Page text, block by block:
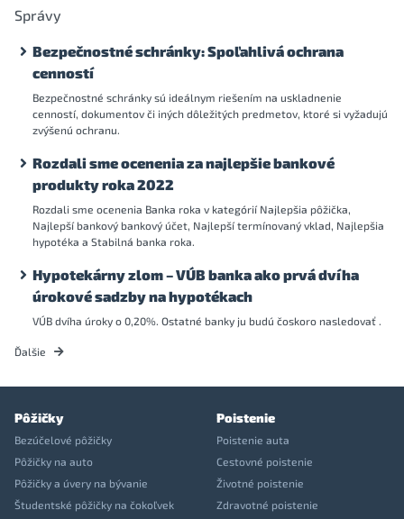
Správy
Bezpečnostné schránky: Spoľahlivá ochrana
cenností
Bezpečnostné schránky sú ideálnym riešením na uskladnenie
cenností, dokumentov či iných dôležitých predmetov, ktoré si vyžadujú
zvýšenú ochranu.
Rozdali sme ocenenia za najlepšie bankové
produkty roka 2022
Rozdali sme ocenenia Banka roka v kategórií Najlepšia pôžička,
Najlepší bankový bankový účet, Najlepší termínovaný vklad, Najlepšia
hypotéka a Stabilná banka roka.
Hypotekárny zlom – VÚB banka ako prvá dvíha
úrokové sadzby na hypotékach
VÚB dvíha úroky o 0,20%. Ostatné banky ju budú čoskoro nasledovať .
Ďalšie
Pôžičky
Bezúčelové pôžičky
Pôžičky na auto
Pôžičky a úvery na bývanie
Študentské pôžičky na čokoľvek
Poistenie
Poistenie auta
Cestovné poistenie
Životné poistenie
Zdravotné poistenie